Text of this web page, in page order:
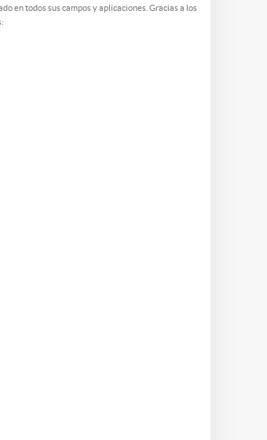
en todos sus campos y aplicaciones. Gracias a los